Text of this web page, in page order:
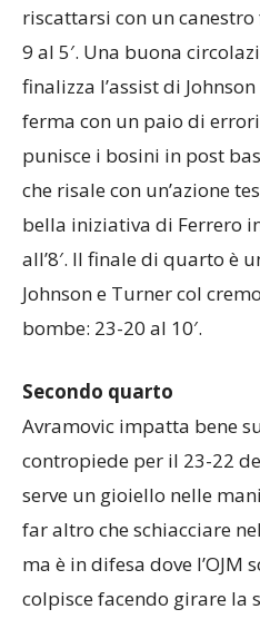
riscattarsi con un
9 al 5′. Una buona
finalizza l’assist di
ferma con un paio di
punisce i bosini in post
che risale con un’azione
bella iniziativa di Ferrero
all’8′. Il finale di quarto è
Johnson e Turner col
bombe: 23-20 al 10′.
Secondo quarto
Avramovic impatta bene
contropiede per il 23-22
serve un gioiello nelle
far altro che schiacciare
ma è in difesa dove l’OJM
colpisce facendo girare la